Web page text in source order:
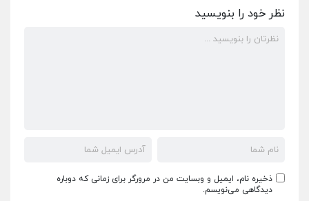
نظر خود را بنویسید
ذخیره نام، ایمیل و وبسایت من در مرورگر برای زمانی که دوباره
دیدگاهی می‌نویسم.